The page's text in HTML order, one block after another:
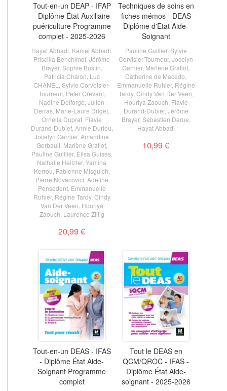
Tout-en-un DEAP - IFAP
- Diplôme État Auxiliaire
puériculture Programme
complet - 2025-2026
Hayat Abbadi Kamel Abbadi
Priscilla Benchimol Jérôme
Brayer, Sophie Bustin
Patricia Chalon Luc
CHANEL
Sylvie Corvoisier-
Tourneur, Peter Crevant,
Nadine Delforge Julien
Derras Marie-Laure Driget
Ornella Duprat Flavie
Durand-Dubief, Annie Durieu
Jocelyn Garnier, Amandine
Gerbault, Marlène Gratiot,
Pauline Guillier, Elisa Guises,
Nathalie Heitzler, Yamina
Kerrou Fabienne Misguich
Pierre Novacovici Adeline
Pensedent, Emmanuelle
Ruhier, Régine Tardy, Cindy
Van Der Veen Houriya
Zaouch Laurence Zillig
20,99 €
Techniques de soins en
fiches mémos - DEAS
Diplôme d'Etat Aide-
Soignant
Pauline Guillier, Sylvie
Corvisier-Tourneur, Jocelyn
Garnier, Marlène Gratiot
Catherine de Macedo
Emmanuelle Ruhier, Régine
Tardy, Cindy Van Der Veen
Houriya Zaouch Flavie
Durand-Dubief, Jérôme
Brayer, Sébastien Derue
Hayat Abbadi
10,99 €
Tout-en-un DEAS - IFAS
- Diplôme État Aide-
Soignant Programme
complet
Tout le DEAS en
QCM/QROC - IFAS -
Diplôme État Aide-
soignant - 2025-2026